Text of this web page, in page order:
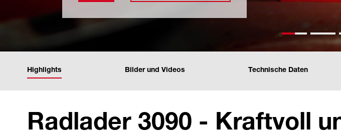
Highlights Bilder und Videos Technische Daten
Radlader 3090 - Kraftvoll